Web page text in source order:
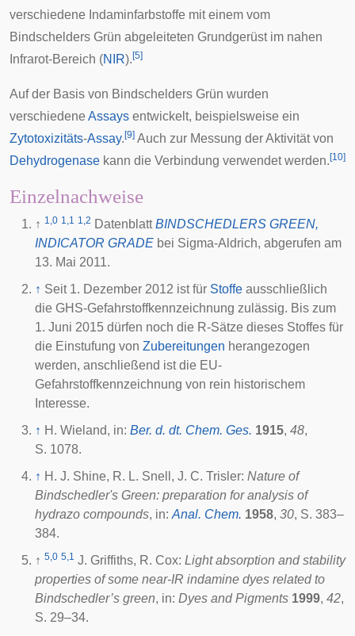
verschiedene Indaminfarbstoffe mit einem vom
Bindschelders Grün abgeleiteten Grundgerüst im nahen
Infrarot-Bereich (NIR). [5]
Auf der Basis von Bindschelders Grün wurden
verschiedene Assays entwickelt, beispielsweise ein
Zytotoxizitäts-Assay. [9] Auch zur Messung der Aktivität von
Dehydrogenase kann die Verbindung verwendet werden. [10]
Einzelnachweise
↑ 1,0 1,1 1,2 DatenblattBINDSCHEDLERS GREEN,
INDICATOR GRADE bei Sigma-Aldrich, abgerufen am
13. Mai 2011.
↑ Seit 1. Dezember 2012 ist für Stoffe ausschließlich
die GHS-Gefahrstoffkennzeichnung zulässig. Bis zum
1. Juni 2015 dürfen noch die R-Sätze dieses Stoffes für
die Einstufung von Zubereitungen herangezogen
werden, anschließend ist die EU-
Gefahrstoffkennzeichnung von rein historischem
Interesse.
↑ H. Wieland, in: Ber. d. dt. Chem. Ges. 1915, 48,
S. 1078.
↑ H. J. Shine, R. L. Snell, J. C. Trisler: Nature of
Bindschedler's Green: preparation for analysis of
hydrazo compounds, in: Anal. Chem. 1958, 30, S. 383–
384.
↑ 5,0 5,1 J. Griffiths, R. Cox: Light absorption and stability
properties of some near-IR indamine dyes related to
Bindschedler’s green, in: Dyes and Pigments 1999, 42,
S. 29–34.